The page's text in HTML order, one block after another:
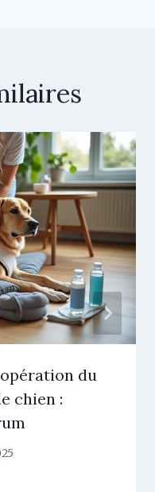
du
chien :